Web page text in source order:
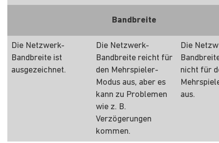
Bandbreite
Die Netzwerk-
Bandbreite ist
ausgezeichnet.
Die Netzwerk-
Bandbreite reicht für
den Mehrspieler-
Modus aus, aber es
kann zu Problemen
wie z. B.
Verzögerungen
kommen.
Die
nicht für
aus.